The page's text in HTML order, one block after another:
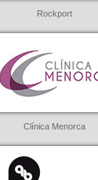
Rockport
Clínica Menorca